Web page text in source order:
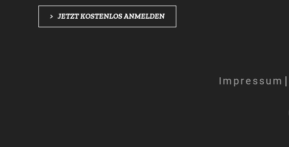
> JETZT KOSTENLOS ANMELDEN
Impressum